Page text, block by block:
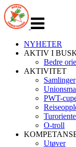
navigasjon
NYHETER
AKTIV I
Bedre
AKTIVITET
Samlinger
PWT-
O-troll
Utøver